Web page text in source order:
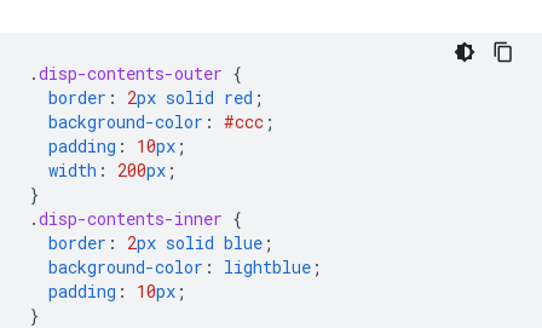
.disp-contents-outer {
border : 2px solid red ;
background-color : #ccc ;
padding : 10px ;
width : 200px ;
}
.disp-contents-inner {
border : 2px solid blue ;
background-color : lightblue ;
padding : 10px ;
}